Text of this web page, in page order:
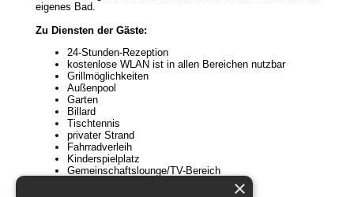
eigenes Bad.
Zu Diensten der Gäste:
24-Stunden-Rezeption
kostenlose WLAN ist in allen Bereichen nutzbar
Grillmöglichkeiten
Außenpool
Garten
Billard
Tischtennis
privater Strand
Fahrradverleih
Kinderspielplatz
Gemeinschaftslounge/TV-Bereich
×